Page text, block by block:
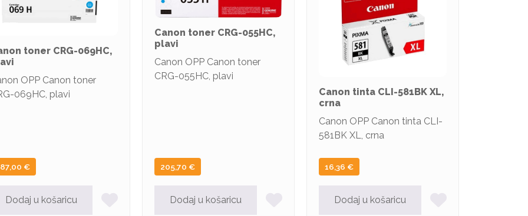
toner CRG-069HC,
OPP Canon toner
069HC, plavi
€
Dodaj u košaricu
Canon toner CRG-055HC,
plavi
Canon OPP Canon toner
CRG-055HC, plavi
205,70 €
Dodaj u košaricu
Canon tinta CLI-581BK XL,
crna
Canon OPP Canon tinta CLI-
581BK XL, crna
16,36 €
Dodaj u košaricu